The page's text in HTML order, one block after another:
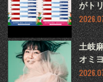
がト
土岐
オミ